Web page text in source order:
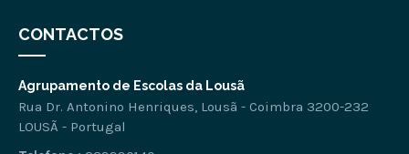
CONTACTOS
Agrupamento de Escolas da Lousã
Rua Dr. Antonino Henriques, Lousã - Coimbra 3200-232
LOUSÃ - Portugal